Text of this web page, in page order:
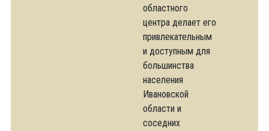
областного
центра делает его
привлекательным
и доступным для
большинства
населения
Ивановской
области и
соседних